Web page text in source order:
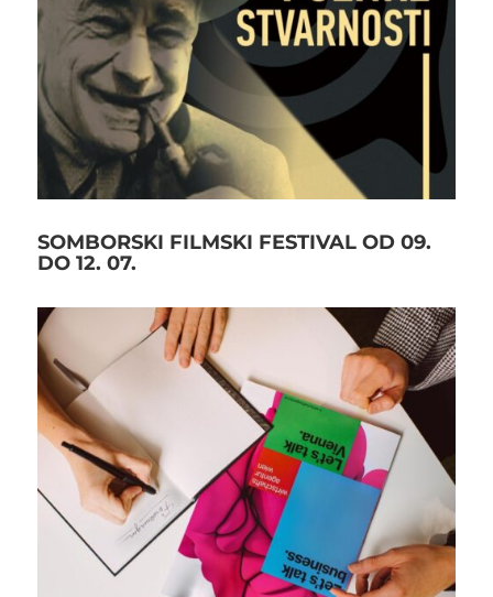
SOMBORSKI FILMSKI FESTIVAL OD 09.
DO 12. 07.